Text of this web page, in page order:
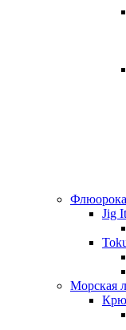
Jig It
Морская